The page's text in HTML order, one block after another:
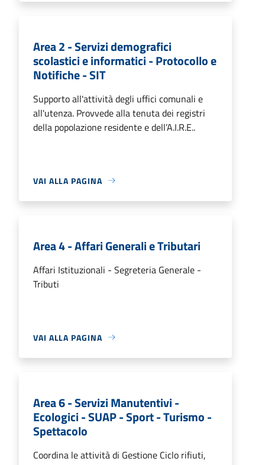
Area 2 - Servizi demografici
scolastici e informatici - Protocollo e
Notifiche - SIT
Supporto all'attività degli uffici comunali e
all'utenza. Provvede alla tenuta dei registri
della popolazione residente e dell’A.I.R.E..
VAI ALLA PAGINA
Area 4 - Affari Generali e Tributari
Affari Istituzionali - Segreteria Generale -
Tributi
VAI ALLA PAGINA
Area 6 - Servizi Manutentivi -
Ecologici - SUAP - Sport - Turismo -
Spettacolo
Coordina le attività di Gestione Ciclo rifiuti,